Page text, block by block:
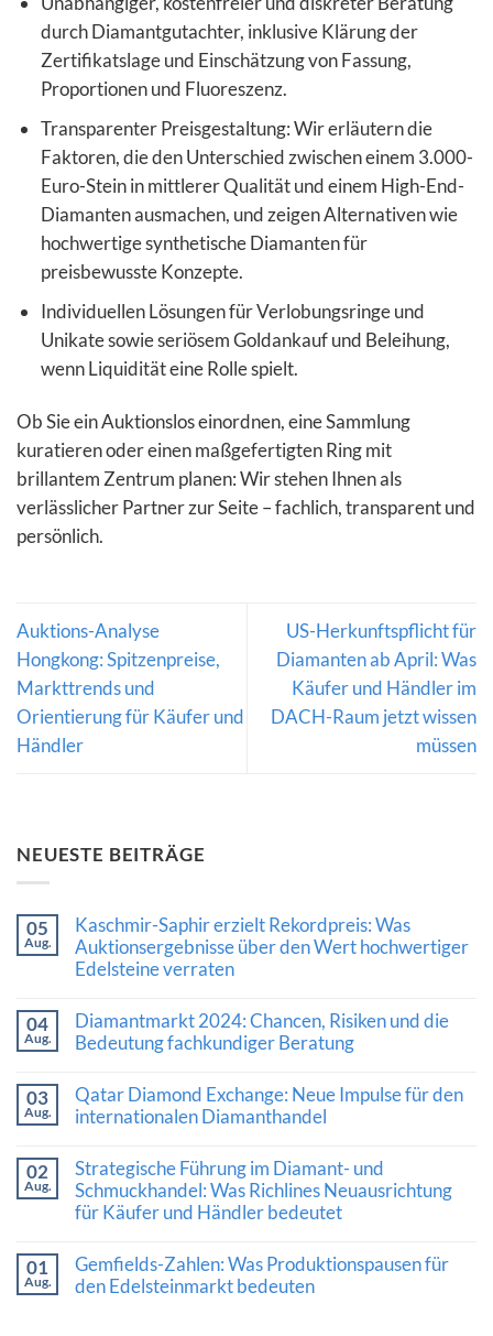
durch Diamantgutachter, inklusive Klärung der
Zertifikatslage und Einschätzung von Fassung,
Proportionen und Fluoreszenz.
Transparenter Preisgestaltung: Wir erläutern die
Faktoren, die den Unterschied zwischen einem 3.000-
Euro-Stein in mittlerer Qualität und einem High-End-
Diamanten ausmachen, und zeigen Alternativen wie
hochwertige synthetische Diamanten für
preisbewusste Konzepte.
Individuellen Lösungen für Verlobungsringe und
Unikate sowie seriösem Goldankauf und Beleihung,
wenn Liquidität eine Rolle spielt.
Ob Sie ein Auktionslos einordnen, eine Sammlung
kuratieren oder einen maßgefertigten Ring mit
brillantem Zentrum planen: Wir stehen Ihnen als
verlässlicher Partner zur Seite – fachlich, transparent und
persönlich.
Auktions-Analyse
Hongkong: Spitzenpreise,
Markttrends und
Orientierung für Käufer und
Händler
US-Herkunftspflicht für
Diamanten ab April: Was
Käufer und Händler im
DACH-Raum jetzt wissen
müssen
NEUESTE BEITRÄGE
05
Aug.
Kaschmir-Saphir erzielt Rekordpreis: Was
Auktionsergebnisse über den Wert hochwertiger
Edelsteine verraten
zu
Kaschmir-
Saphir
Rekordpreis:
Was
Auktionsergebnisse
Wert
hochwertiger
Edelsteine
verraten
04
Aug.
Diamantmarkt 2024: Chancen, Risiken und die
Bedeutung fachkundiger Beratung
zu
Diamantmarkt
2024:
Risiken
und
die
Bedeutung
fachkundiger
03
Aug.
Qatar Diamond Exchange: Neue Impulse für den
internationalen Diamanthandel
zu
Qatar
Diamond
Exchange:
für
den
internationalen
02
Aug.
Strategische Führung im Diamant- und
Schmuckhandel: Was Richlines Neuausrichtung
für Käufer und Händler bedeutet
zu
Strategische
Führung
01
Aug.
Gemfields-Zahlen: Was Produktionspausen für
den Edelsteinmarkt bedeuten